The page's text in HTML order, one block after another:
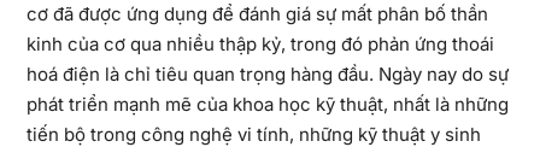
cơ đã được ứng dụng để đánh giá sự mất phân bố thần
kinh của cơ qua nhiều thập kỷ, trong đó phản ứng thoái
hoá điện là chỉ tiêu quan trọng hàng đầu. Ngày nay do sự
phát triển mạnh mẽ của khoa học kỹ thuật, nhất là những
tiến bộ trong công nghệ vi tính, những kỹ thuật y sinh